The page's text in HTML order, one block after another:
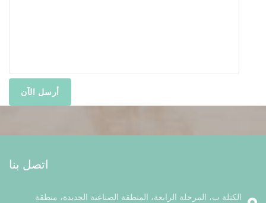
اتصل بنا
الكتلة ب، المرحلة الرابعة، المنطقة الصناعية الجديدة، منطقة